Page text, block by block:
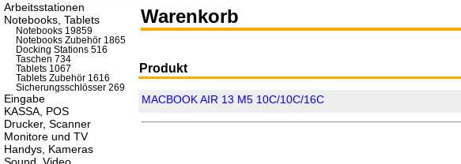
Warenkorb
Produkt
MACBOOK AIR 13 M5 10C/10C/16C
Arbeitsstationen
Notebooks, Tablets
Notebooks 19859
Notebooks Zubehör 1865
Docking Stations 516
Taschen 734
Tablets 1067
Tablets Zubehör 1616
Sicherungsschlösser 269
Eingabe
KASSA, POS
Drucker, Scanner
Monitore und TV
Handys, Kameras